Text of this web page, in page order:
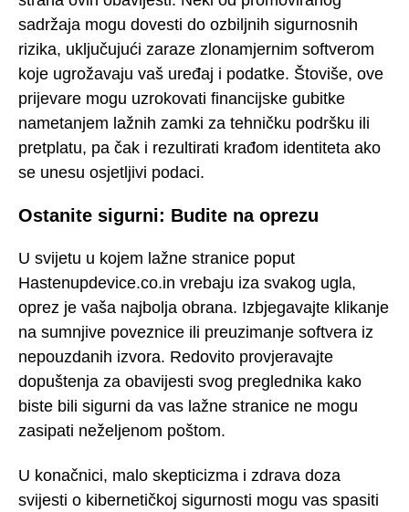
sadržaja mogu dovesti do ozbiljnih sigurnosnih
rizika, uključujući zaraze zlonamjernim softverom
koje ugrožavaju vaš uređaj i podatke. Štoviše, ove
prijevare mogu uzrokovati financijske gubitke
nametanjem lažnih zamki za tehničku podršku ili
pretplatu, pa čak i rezultirati krađom identiteta ako
se unesu osjetljivi podaci.
Ostanite sigurni: Budite na oprezu
U svijetu u kojem lažne stranice poput
Hastenupdevice.co.in vrebaju iza svakog ugla,
oprez je vaša najbolja obrana. Izbjegavajte klikanje
na sumnjive poveznice ili preuzimanje softvera iz
nepouzdanih izvora. Redovito provjeravajte
dopuštenja za obavijesti svog preglednika kako
biste bili sigurni da vas lažne stranice ne mogu
zasipati neželjenom poštom.
U konačnici, malo skepticizma i zdrava doza
svijesti o kibernetičkoj sigurnosti mogu vas spasiti